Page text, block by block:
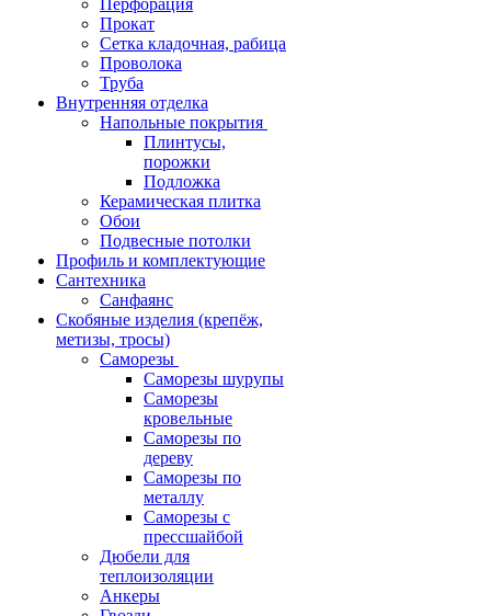
Перфорация
Прокат
Сетка кладочная, рабица
Проволока
Труба
Внутренняя отделка
Напольные покрытия
Плинтусы,
порожки
Подложка
Керамическая плитка
Обои
Подвесные потолки
Профиль и комплектующие
Сантехника
Санфаянс
Скобяные изделия (крепёж,
метизы, тросы)
Саморезы
Саморезы шурупы
Саморезы
кровельные
Саморезы по
дереву
Саморезы по
металлу
Саморезы с
прессшайбой
Дюбели для
теплоизоляции
Анкеры